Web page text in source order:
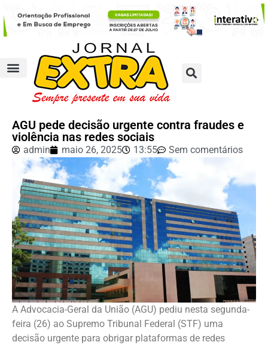
AGU pede decisão urgente contra fraudes e
violência nas redes sociais
admin maio 26, 2025 13:55 Sem comentários
A Advocacia-Geral da União (AGU) pediu nesta segunda-
feira (26) ao Supremo Tribunal Federal (STF) uma
decisão urgente para obrigar plataformas de redes